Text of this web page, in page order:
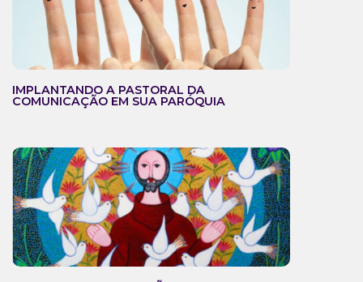
IMPLANTANDO A PASTORAL DA
COMUNICAÇÃO EM SUA PARÓQUIA